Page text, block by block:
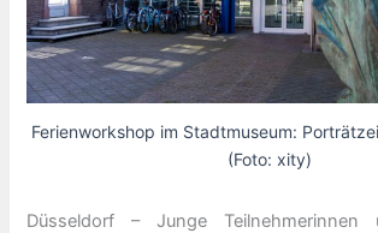
Ferienworkshop im Stadtmuseum:
(Foto: xity)
Düsseldorf – Junge Teilnehmerinnen